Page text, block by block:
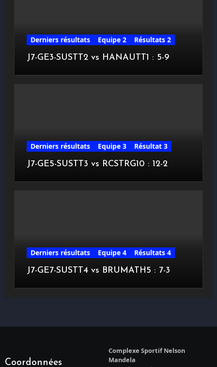
Derniers résultats Equipe 2
Résultats 2
J7-GE3-SUSTT2 vs HANAUTT1 : 5-9
Derniers résultats Equipe 3
Résultat 3
J7-GE5-SUSTT3 vs RCSTRG10 : 12-2
Derniers résultats Equipe 4
Résultats 4
J7-GE7-SUSTT4 vs BRUMATH5 : 7-3
Coordonnées
Complexe Sportif Nelson
Mandela